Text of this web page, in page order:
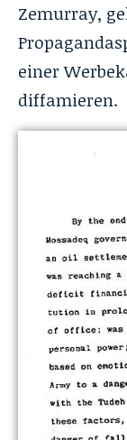
Zemurray,
einer
diffamieren.